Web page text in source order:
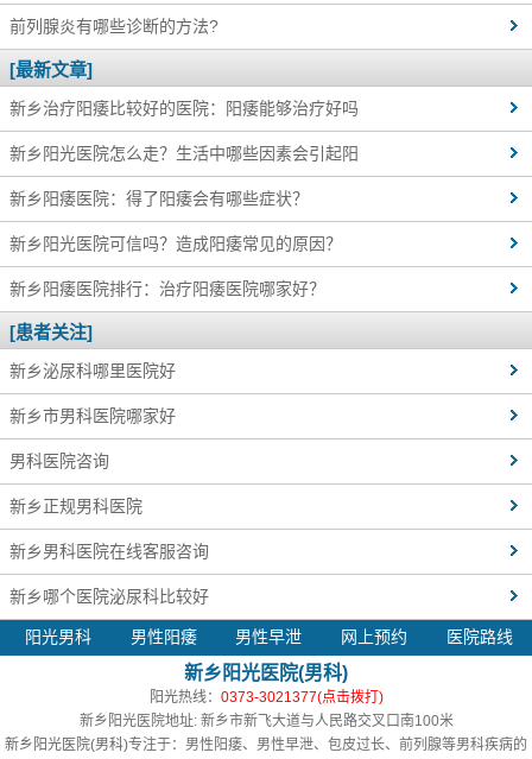
前列腺炎有哪些诊断的方法?
[最新文章]
新乡治疗阳痿比较好的医院：阳痿能够治疗好吗
新乡阳光医院怎么走？生活中哪些因素会引起阳
新乡阳痿医院：得了阳痿会有哪些症状？
新乡阳光医院可信吗？造成阳痿常见的原因？
新乡阳痿医院排行：治疗阳痿医院哪家好？
[患者关注]
新乡泌尿科哪里医院好
新乡市男科医院哪家好
男科医院咨询
新乡正规男科医院
新乡男科医院在线客服咨询
新乡哪个医院泌尿科比较好
阳光男科 男性阳痿 男性早泄 网上预约 医院路线
新乡阳光医院(男科)
阳光热线： 0373-3021377(点击拨打)
新乡阳光医院地址: 新乡市新飞大道与人民路交叉口南100米
新乡阳光医院(男科)专注于：男性阳痿、男性早泄、包皮过长、前列腺等男科疾病的